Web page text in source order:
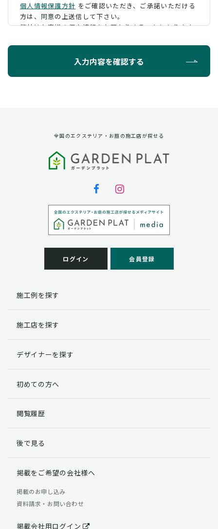
個人情報保護方針 をご確認いただき、 ご承諾いただける
方は、同意の上送信して下さい。
弊社はお客様の個人情報をお預かりすることになります
ように定め、保護に努めております。
第三者への提供
弊社は法律で定められている場合を除いて、お客様の個
個人情報の取扱い業務の委託
弊社は事業運営上、お客様により良いサービスを提供す
るために業務の一部を外部に委託しており、業務委託先
客様には、貴殿の個人情報の利用目的の通知、開示、訂
理・機密保持などによりお客様の個人情報の漏洩防止に
個人情報提出の任意性
す。
らかじめご了承ください。
個人情報の開示請求について
る権利があります。
「個人情報の取り扱いについて」
【お問合せ先】 個人情報問合せ窓口
TEL：03-5411-7891（平日9:00 ～ 18:00）
入力内容を確認する
全国のエクステリア・お庭の施工店が探せる
ログイン 会員登録
施工例を探す
施工店を探す
デザイナーを探す
初めての方へ
閲覧履歴
後で見る
掲載をご希望の会社様へ
掲載のお申し込み
資料請求・お問い合わせ
掲載会社用ログイン